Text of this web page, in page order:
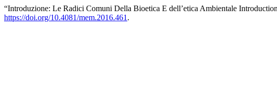
“Introduzione: Le Radici Comuni Della Bioetica E dell’etica Ambientale
https://doi.org/10.4081/mem.2016.461 .